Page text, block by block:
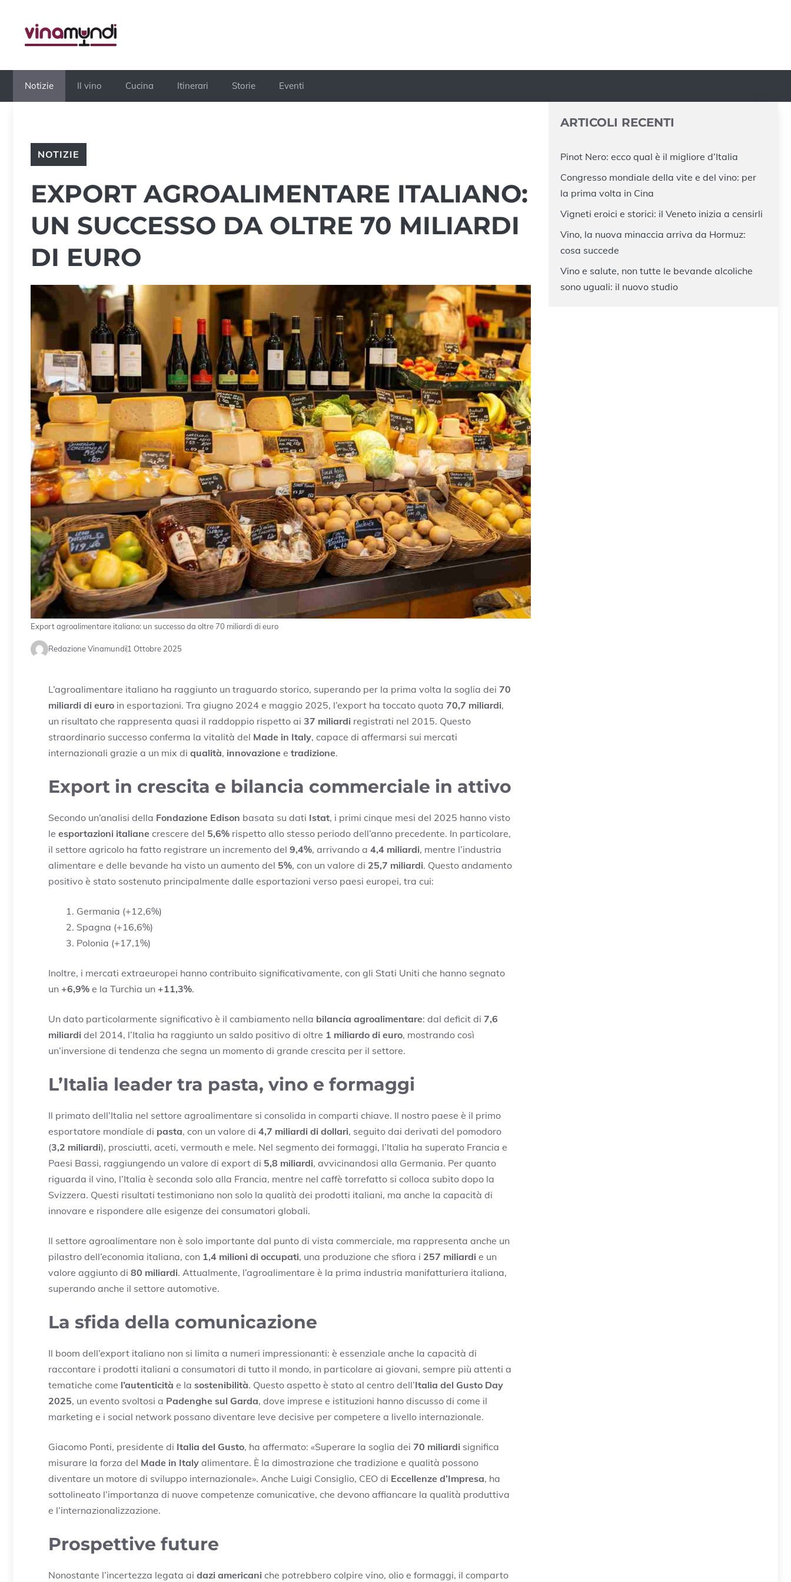
contenuto
Notizie Il vino Cucina Itinerari Storie Eventi
NOTIZIE
EXPORT AGROALIMENTARE ITALIANO:
UN SUCCESSO DA OLTRE 70 MILIARDI
DI EURO
Export agroalimentare italiano: un successo da oltre 70 miliardi di euro
Redazione Vinamundi1 Ottobre 2025
L’agroalimentare italiano ha raggiunto un traguardo storico, superando per la prima volta la soglia dei 70
miliardi di euro in esportazioni. Tra giugno 2024 e maggio 2025, l’export ha toccato quota 70,7 miliardi,
un risultato che rappresenta quasi il raddoppio rispetto ai 37 miliardi registrati nel 2015. Questo
straordinario successo conferma la vitalità del Made in Italy, capace di affermarsi sui mercati
internazionali grazie a un mix di qualità, innovazione e tradizione.
Export in crescita e bilancia commerciale in attivo
Secondo un’analisi della Fondazione Edison basata su dati Istat, i primi cinque mesi del 2025 hanno visto
le esportazioni italiane crescere del 5,6% rispetto allo stesso periodo dell’anno precedente. In particolare,
il settore agricolo ha fatto registrare un incremento del 9,4%, arrivando a 4,4 miliardi, mentre l’industria
alimentare e delle bevande ha visto un aumento del 5%, con un valore di 25,7 miliardi. Questo andamento
positivo è stato sostenuto principalmente dalle esportazioni verso paesi europei, tra cui:
Germania (+12,6%)
Spagna (+16,6%)
Polonia (+17,1%)
Inoltre, i mercati extraeuropei hanno contribuito significativamente, con gli Stati Uniti che hanno segnato
un +6,9% e la Turchia un +11,3%.
Un dato particolarmente significativo è il cambiamento nella bilancia agroalimentare: dal deficit di 7,6
miliardi del 2014, l’Italia ha raggiunto un saldo positivo di oltre 1 miliardo di euro, mostrando così
un’inversione di tendenza che segna un momento di grande crescita per il settore.
L’Italia leader tra pasta, vino e formaggi
Il primato dell’Italia nel settore agroalimentare si consolida in comparti chiave. Il nostro paese è il primo
esportatore mondiale di pasta, con un valore di 4,7 miliardi di dollari, seguito dai derivati del pomodoro
(3,2 miliardi), prosciutti, aceti, vermouth e mele. Nel segmento dei formaggi, l’Italia ha superato Francia e
Paesi Bassi, raggiungendo un valore di export di 5,8 miliardi, avvicinandosi alla Germania. Per quanto
riguarda il vino, l’Italia è seconda solo alla Francia, mentre nel caffè torrefatto si colloca subito dopo la
Svizzera. Questi risultati testimoniano non solo la qualità dei prodotti italiani, ma anche la capacità di
innovare e rispondere alle esigenze dei consumatori globali.
Il settore agroalimentare non è solo importante dal punto di vista commerciale, ma rappresenta anche un
pilastro dell’economia italiana, con 1,4 milioni di occupati, una produzione che sfiora i 257 miliardi e un
valore aggiunto di 80 miliardi. Attualmente, l’agroalimentare è la prima industria manifatturiera italiana,
superando anche il settore automotive.
La sfida della comunicazione
Il boom dell’export italiano non si limita a numeri impressionanti: è essenziale anche la capacità di
raccontare i prodotti italiani a consumatori di tutto il mondo, in particolare ai giovani, sempre più attenti a
tematiche come l’autenticità e la sostenibilità. Questo aspetto è stato al centro dell’Italia del Gusto Day
2025, un evento svoltosi a Padenghe sul Garda, dove imprese e istituzioni hanno discusso di come il
marketing e i social network possano diventare leve decisive per competere a livello internazionale.
Giacomo Ponti, presidente di Italia del Gusto, ha affermato: «Superare la soglia dei 70 miliardi significa
misurare la forza del Made in Italy alimentare. È la dimostrazione che tradizione e qualità possono
diventare un motore di sviluppo internazionale». Anche Luigi Consiglio, CEO di Eccellenze d’Impresa, ha
sottolineato l’importanza di nuove competenze comunicative, che devono affiancare la qualità produttiva
e l’internazionalizzazione.
Prospettive future
Nonostante l’incertezza legata ai dazi americani che potrebbero colpire vino, olio e formaggi, il comparto
ARTICOLI RECENTI
Pinot Nero: ecco qual è il migliore d’Italia
Congresso mondiale della vite e del vino: per
la prima volta in Cina
Vigneti eroici e storici: il Veneto inizia a censirli
Vino, la nuova minaccia arriva da Hormuz:
cosa succede
Vino e salute, non tutte le bevande alcoliche
sono uguali: il nuovo studio